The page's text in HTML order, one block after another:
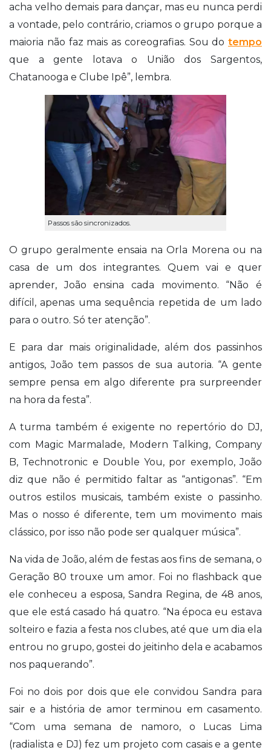
acha velho demais para dançar, mas eu nunca perdi
a vontade, pelo contrário, criamos o grupo porque a
maioria não faz mais as coreografias. Sou do tempo
que a gente lotava o União dos Sargentos,
Chatanooga e Clube Ipê”, lembra.
Passos são sincronizados.
O grupo geralmente ensaia na Orla Morena ou na
casa de um dos integrantes. Quem vai e quer
aprender, João ensina cada movimento. “Não é
difícil, apenas uma sequência repetida de um lado
para o outro. Só ter atenção”.
E para dar mais originalidade, além dos passinhos
antigos, João tem passos de sua autoria. “A gente
sempre pensa em algo diferente pra surpreender
na hora da festa”.
A turma também é exigente no repertório do DJ,
com Magic Marmalade, Modern Talking, Company
B, Technotronic e Double You, por exemplo, João
diz que não é permitido faltar as “antigonas”. “Em
outros estilos musicais, também existe o passinho.
Mas o nosso é diferente, tem um movimento mais
clássico, por isso não pode ser qualquer música”.
Na vida de João, além de festas aos fins de semana, o
Geração 80 trouxe um amor. Foi no flashback que
ele conheceu a esposa, Sandra Regina, de 48 anos,
que ele está casado há quatro. “Na época eu estava
solteiro e fazia a festa nos clubes, até que um dia ela
entrou no grupo, gostei do jeitinho dela e acabamos
nos paquerando”.
Foi no dois por dois que ele convidou Sandra para
sair e a história de amor terminou em casamento.
“Com uma semana de namoro, o Lucas Lima
(radialista e DJ) fez um projeto com casais e a gente